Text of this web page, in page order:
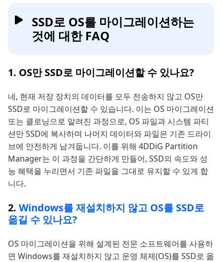
SSD로 OS를 마이그레이션하는
것에 대한 FAQ
1. OS만 SSD로 마이그레이션할 수 있나요?
네, 현재 저장 장치의 데이터를 모두 전송하지 않고 OS만
SSD로 마이그레이션할 수 있습니다. 이는 OS 마이그레이션
또는 클로닝으로 알려진 과정으로, OS 파일과 시스템 파티
션만 SSD에 복사하며 나머지 데이터와 파일은 기존 드라이
브에 안전하게 남겨둡니다. 이를 위해 4DDiG Partition
Manager는 이 과정을 간단하게 만들어, SSD의 속도와 성
능 혜택을 누리면서 기존 파일을 그대로 유지할 수 있게 합
니다.
2. Windows를 재설치하지 않고 OS를 SSD로
옮길 수 있나요?
OS 마이그레이션을 위해 설계된 전문 소프트웨어를 사용하
면 Windows를 재설치하지 않고 운영 체제(OS)를 SSD로 옮